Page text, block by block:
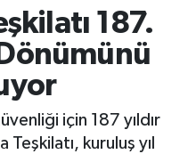
187.
için 187 yıldır
kuruluş yıl